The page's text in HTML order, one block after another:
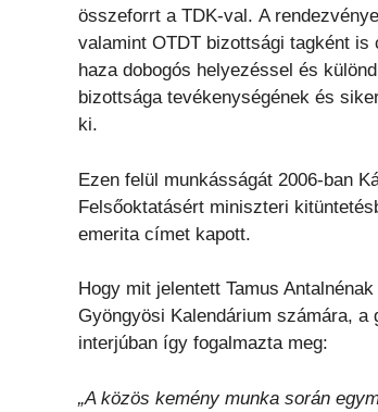
összeforrt a TDK-val. A
valamint OTDT bizottsági tagként
haza dobogós helyezéssel és
bizottsága tevékenységének és
ki.
Ezen felül munkásságát 2006-ban
Felsőoktatásért miniszteri
emerita címet kapott.
Hogy mit jelentett Tamus
Gyöngyösi Kalendárium számára,
interjúban így fogalmazta meg:
„A közös kemény munka során